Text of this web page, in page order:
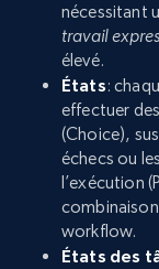
nécessitant
travail
élevé.
États:
effectuer
(Choice),
échecs ou
l’exécution
workflow.
États des